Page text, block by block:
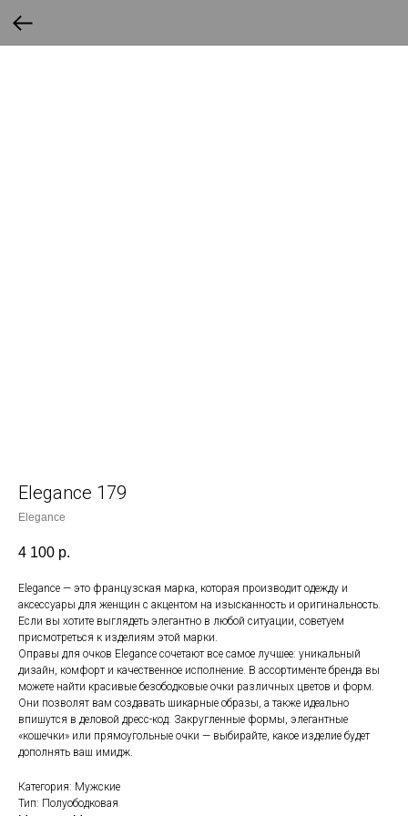
Elegance 179
Elegance
4 100 р.
Elegance — это французская марка, которая производит одежду и
аксессуары для женщин с акцентом на изысканность и оригинальность.
Если вы хотите выглядеть элегантно в любой ситуации, советуем
присмотреться к изделиям этой марки.
Оправы для очков Elegance сочетают все самое лучшее: уникальный
дизайн, комфорт и качественное исполнение. В ассортименте бренда вы
можете найти красивые безободковые очки различных цветов и форм.
Они позволят вам создавать шикарные образы, а также идеально
впишутся в деловой дресс-код. Закругленные формы, элегантные
«кошечки» или прямоугольные очки — выбирайте, какое изделие будет
дополнять ваш имидж.
Категория: Мужские
Тип: Полуободковая